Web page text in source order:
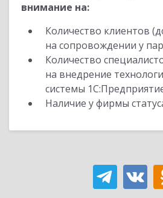
внимание на:
Количество клиентов
на сопровождении у
Количество
на внедрение
системы
Наличие у фирмы